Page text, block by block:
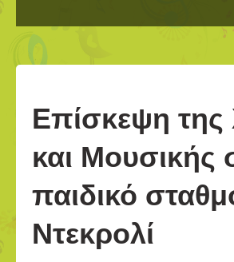
Επίσκεψη της
και Μουσικής
παιδικό
Ντεκρολί